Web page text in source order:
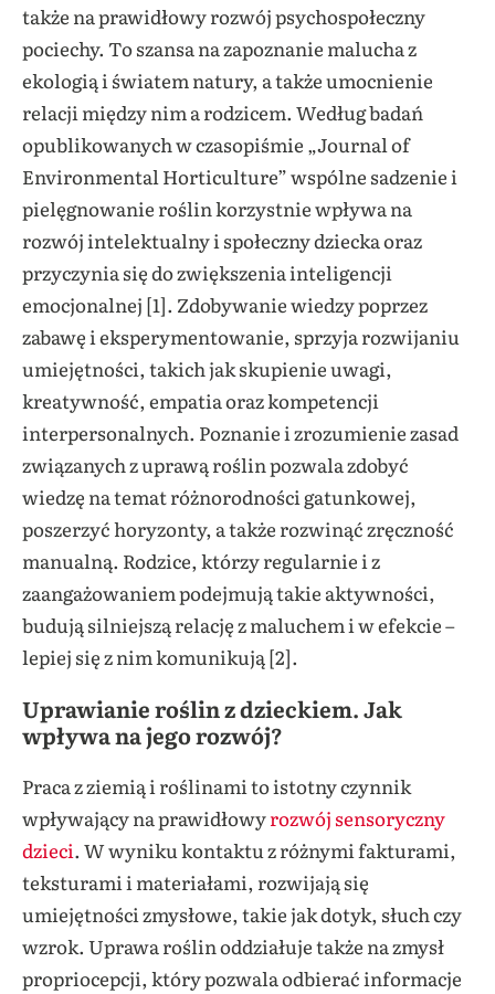
także na prawidłowy rozwój psychospołeczny
pociechy. To szansa na zapoznanie malucha z
ekologią i światem natury, a także umocnienie
relacji między nim a rodzicem. Według badań
opublikowanych w czasopiśmie „Journal of
Environmental Horticulture” wspólne sadzenie i
pielęgnowanie roślin korzystnie wpływa na
rozwój intelektualny i społeczny dziecka oraz
przyczynia się do zwiększenia inteligencji
emocjonalnej [1]. Zdobywanie wiedzy poprzez
zabawę i eksperymentowanie, sprzyja rozwijaniu
umiejętności, takich jak skupienie uwagi,
kreatywność, empatia oraz kompetencji
interpersonalnych. Poznanie i zrozumienie zasad
związanych z uprawą roślin pozwala zdobyć
wiedzę na temat różnorodności gatunkowej,
poszerzyć horyzonty, a także rozwinąć zręczność
manualną. Rodzice, którzy regularnie i z
zaangażowaniem podejmują takie aktywności,
budują silniejszą relację z maluchem i w efekcie –
lepiej się z nim komunikują [2].
Uprawianie roślin z dzieckiem. Jak
wpływa na jego rozwój?
Praca z ziemią i roślinami to istotny czynnik
wpływający na prawidłowyrozwój sensoryczny
dzieci. W wyniku kontaktu z różnymi fakturami,
teksturami i materiałami, rozwijają się
umiejętności zmysłowe, takie jak dotyk, słuch czy
wzrok. Uprawa roślin oddziałuje także na zmysł
propriocepcji, który pozwala odbierać informacje